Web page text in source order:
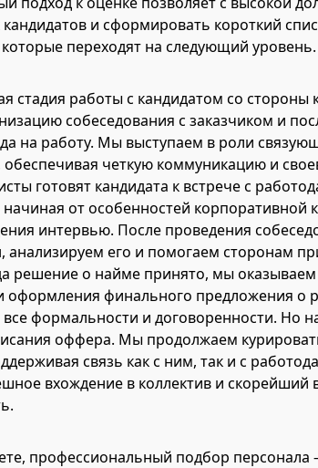
и сформировать короткий
переходят на следующий уровень.
стадия работы с кандидатом со стороны
собеседования с заказчиком и
на работу. Мы выступаем в роли
обеспечивая четкую коммуникацию и
готовят кандидата к встрече с
от особенностей корпоративной
интервью. После проведения
анализируем его и помогаем сторонам
решение о найме принято, мы оказываем
оформления финального предложения о
все формальности и договоренности. Но
оффера. Мы продолжаем
связь как с ним, так и с
вхождение в коллектив и
профессиональный подбор персонала